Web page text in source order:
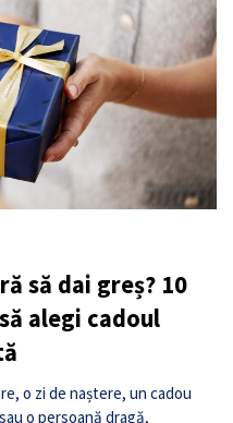
să dai greș? 10
alegi cadoul
o zi de naștere, un cadou
o persoană dragă,